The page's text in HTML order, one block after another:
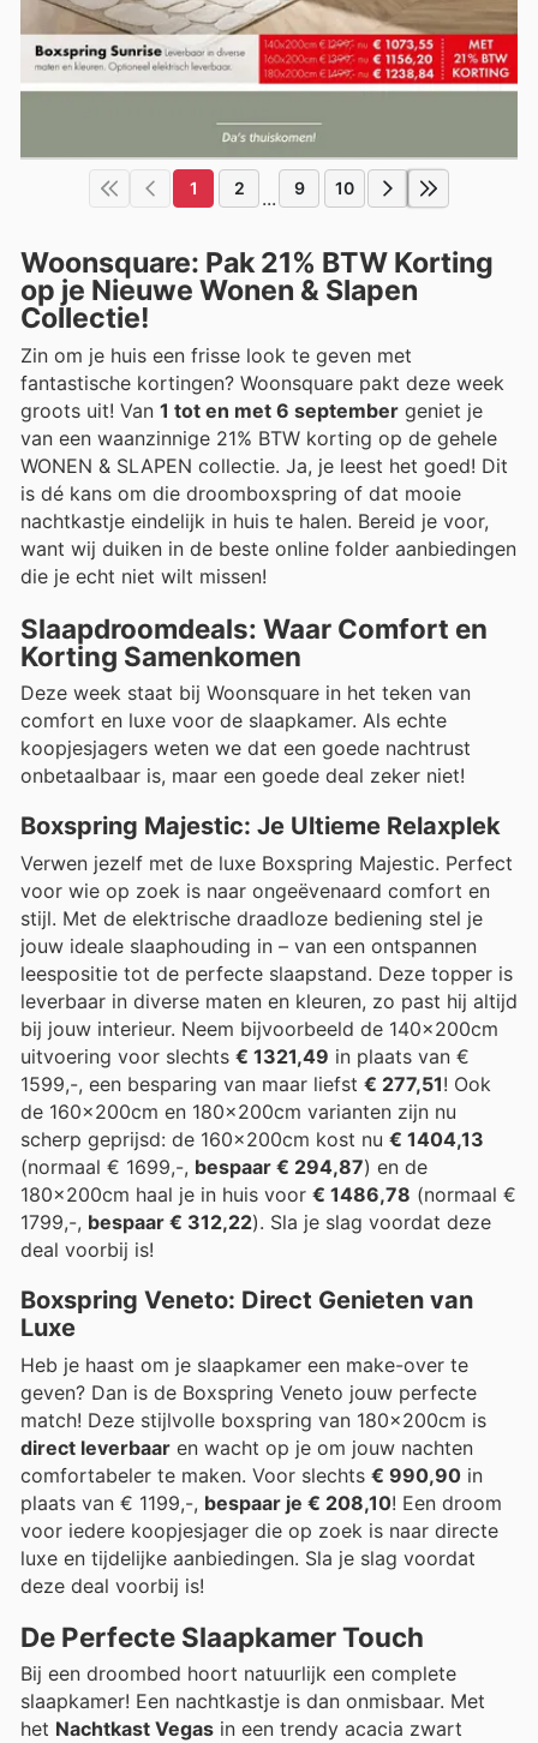
1 2 ... 9 10
Woonsquare: Pak 21% BTW Korting
op je Nieuwe Wonen & Slapen
Collectie!
Zin om je huis een frisse look te geven met
fantastische kortingen? Woonsquare pakt deze week
groots uit! Van 1 tot en met 6 september geniet je
van een waanzinnige 21% BTW korting op de gehele
WONEN & SLAPEN collectie. Ja, je leest het goed! Dit
is dé kans om die droomboxspring of dat mooie
nachtkastje eindelijk in huis te halen. Bereid je voor,
want wij duiken in de beste online folder aanbiedingen
die je echt niet wilt missen!
Slaapdroomdeals: Waar Comfort en
Korting Samenkomen
Deze week staat bij Woonsquare in het teken van
comfort en luxe voor de slaapkamer. Als echte
koopjesjagers weten we dat een goede nachtrust
onbetaalbaar is, maar een goede deal zeker niet!
Boxspring Majestic: Je Ultieme Relaxplek
Verwen jezelf met de luxe Boxspring Majestic. Perfect
voor wie op zoek is naar ongeëvenaard comfort en
stijl. Met de elektrische draadloze bediening stel je
jouw ideale slaaphouding in – van een ontspannen
leespositie tot de perfecte slaapstand. Deze topper is
leverbaar in diverse maten en kleuren, zo past hij altijd
bij jouw interieur. Neem bijvoorbeeld de 140x200cm
uitvoering voor slechts € 1321,49 in plaats van €
1599,-, een besparing van maar liefst € 277,51! Ook
de 160x200cm en 180x200cm varianten zijn nu
scherp geprijsd: de 160x200cm kost nu € 1404,13
(normaal € 1699,-, bespaar € 294,87) en de
180x200cm haal je in huis voor € 1486,78 (normaal €
1799,-, bespaar € 312,22). Sla je slag voordat deze
deal voorbij is!
Boxspring Veneto: Direct Genieten van
Luxe
Heb je haast om je slaapkamer een make-over te
geven? Dan is de Boxspring Veneto jouw perfecte
match! Deze stijlvolle boxspring van 180x200cm is
direct leverbaar en wacht op je om jouw nachten
comfortabeler te maken. Voor slechts € 990,90 in
plaats van € 1199,-, bespaar je € 208,10! Een droom
voor iedere koopjesjager die op zoek is naar directe
luxe en tijdelijke aanbiedingen. Sla je slag voordat
deze deal voorbij is!
De Perfecte Slaapkamer Touch
Bij een droombed hoort natuurlijk een complete
slaapkamer! Een nachtkastje is dan onmisbaar. Met
het Nachtkast Vegas in een trendy acacia zwart